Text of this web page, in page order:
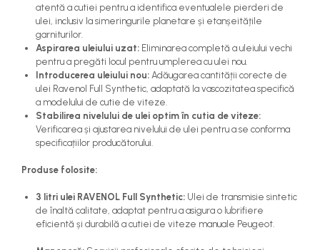
atentă a cutiei pentru a identifica eventualele pierderi de
ulei, inclusiv la simeringurile planetare și etanșeitățile
garniturilor.
Aspirarea uleiului uzat: Eliminarea completă a uleiului vechi
pentru a pregăti locul pentru umplerea cu ulei nou.
Introducerea uleiului nou: Adăugarea cantității corecte de
ulei Ravenol Full Synthetic, adaptată la vascozitatea specifică
a modelului de cutie de viteze.
Stabilirea nivelului de ulei optim în cutia de viteze:
Verificarea și ajustarea nivelului de ulei pentru a se conforma
specificațiilor producătorului.
Produse folosite:
3 litri ulei RAVENOL Full Synthetic: Ulei de transmisie sintetic
de înaltă calitate, adaptat pentru a asigura o lubrifiere
eficientă și durabilă a cutiei de viteze manuale Peugeot.